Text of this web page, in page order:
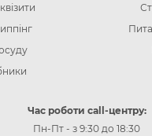
Час роботи call-центру:
Пн-Пт - з 9:30 до 18:30